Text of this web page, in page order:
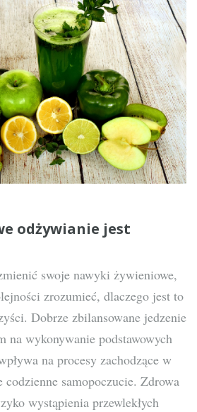
odżywianie jest
swoje nawyki żywieniowe,
zrozumieć, dlaczego jest to
Dobrze zbilansowane jedzenie
na wykonywanie podstawowych
na procesy zachodzące w
codzienne samopoczucie. Zdrowa
wystąpienia przewlekłych